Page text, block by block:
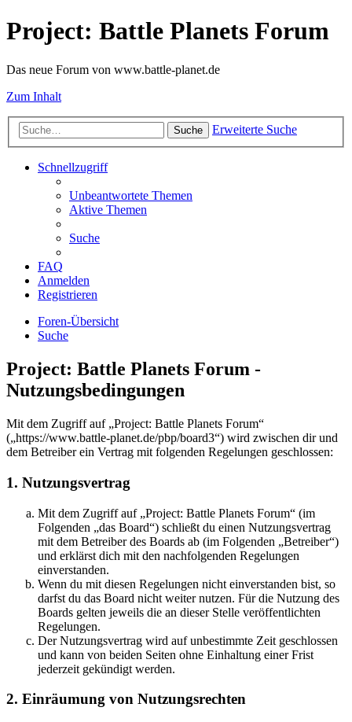
Project: Battle Planets Forum
Das neue Forum von www.battle-planet.de
Zum Inhalt
Suche Erweiterte Suche
Schnellzugriff
Unbeantwortete Themen
Aktive Themen
Suche
FAQ
Anmelden
Registrieren
Foren-Übersicht
Suche
Project: Battle Planets Forum -
Nutzungsbedingungen
Mit dem Zugriff auf „Project: Battle Planets Forum“
(„https://www.battle-planet.de/pbp/board3“) wird zwischen dir und
dem Betreiber ein Vertrag mit folgenden Regelungen geschlossen:
1. Nutzungsvertrag
Mit dem Zugriff auf „Project: Battle Planets Forum“ (im
Folgenden „das Board“) schließt du einen Nutzungsvertrag
mit dem Betreiber des Boards ab (im Folgenden „Betreiber“)
und erklärst dich mit den nachfolgenden Regelungen
einverstanden.
Wenn du mit diesen Regelungen nicht einverstanden bist, so
darfst du das Board nicht weiter nutzen. Für die Nutzung des
Boards gelten jeweils die an dieser Stelle veröffentlichten
Regelungen.
Der Nutzungsvertrag wird auf unbestimmte Zeit geschlossen
und kann von beiden Seiten ohne Einhaltung einer Frist
jederzeit gekündigt werden.
2. Einräumung von Nutzungsrechten